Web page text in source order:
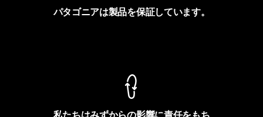
パタゴニアは製品を保証しています。